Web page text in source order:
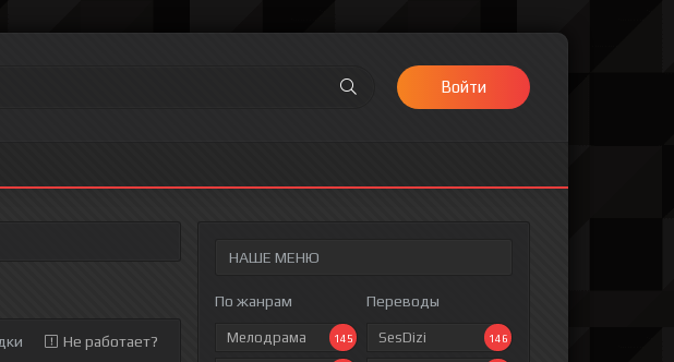
Войти
НАШЕ МЕНЮ
По жанрам
Мелодрама 145
Переводы
SesDizi 146
Не работает?